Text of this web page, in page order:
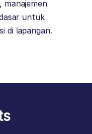
manajemen
untuk
di lapangan.